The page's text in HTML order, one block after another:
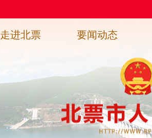
走进北票 要闻动态